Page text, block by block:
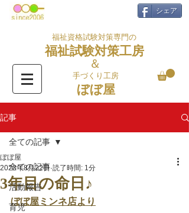
シェア
福祉資格試験対策専門の
福祉試験対策工房
＆
手づくり工房
ぼぼ屋
記事
全ての記事
活動報告
育児
全ての記事
3年目の命日♪
ぼぼ屋
2023年8月22日 読了時間: 1分
ぼぼ屋ミンネ店より